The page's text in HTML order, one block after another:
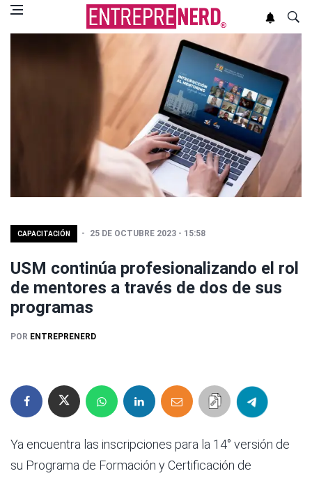
CAPACITACIÓN 25 DE OCTUBRE 2023 - 15:58
USM continúa profesionalizando el rol
de mentores a través de dos de sus
programas
POR ENTREPRENERD
Ya encuentra las inscripciones para la 14° versión de
su Programa de Formación y Certificación de